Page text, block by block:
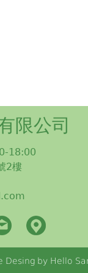
限公司
18:00
2樓
Desing by Hello